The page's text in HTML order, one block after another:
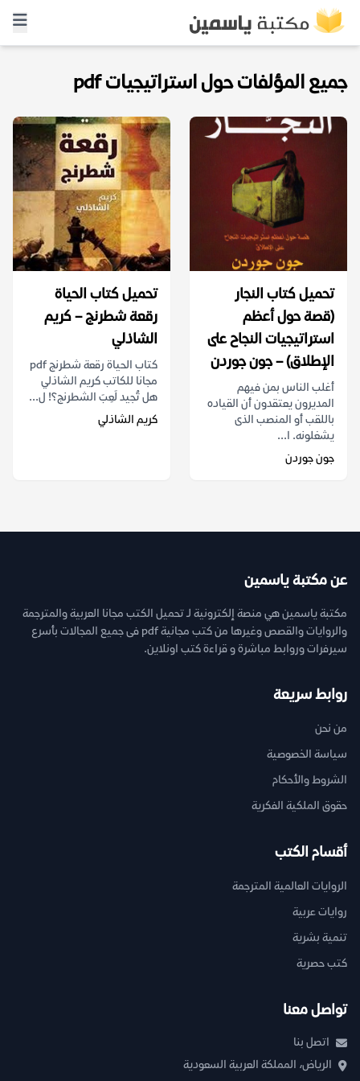
جميع المؤلفات حول استراتيجيات pdf
تحميل كتاب النجار
(قصة حول أعظم
استراتيجيات النجاح على
الإطلاق) – جون جوردن
أغلب الناس بمن فيهم
المديرون يعتقدون أن القياده
باللقب أو المنصب الذى
يشغلونه. ا...
جون جوردن
تحميل كتاب الحياة
رقعة شطرنج – كريم
الشاذلي
كتاب الحياة رقعة شطرنج pdf
مجانا للكاتب كريم الشاذلي
هل تُجيد لَعِبَ الشطرنج؟! ل...
كريم الشاذلي
عن مكتبة ياسمين
مكتبة ياسمين هي منصة إلكترونية لـ تحميل الكتب مجانا العربية والمترجمة
والروايات والقصص وغيرها من كتب مجانية pdf فى جميع المجالات بأسرع
سيرفرات وروابط مباشرة و قراءة كتب اونلاين.
روابط سريعة
من نحن
سياسة الخصوصية
الشروط والأحكام
حقوق الملكية الفكرية
أقسام الكتب
الروايات العالمية المترجمة
روايات عربية
تنمية بشرية
كتب حصرية
تواصل معنا
اتصل بنا
الرياض، المملكة العربية السعودية